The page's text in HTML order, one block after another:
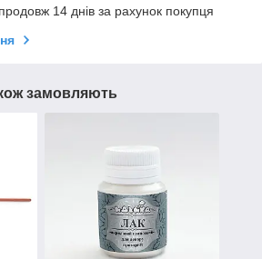
14 днів за рахунок покупця
замовляють